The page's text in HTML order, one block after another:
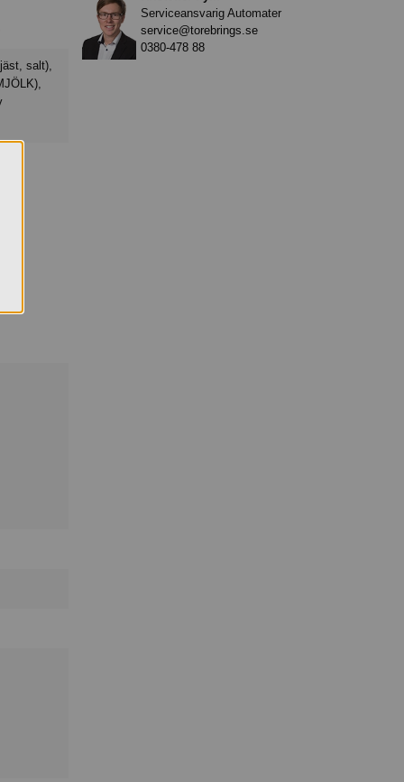
Serviceansvarig Automater
service@torebrings.se
0380-478 88